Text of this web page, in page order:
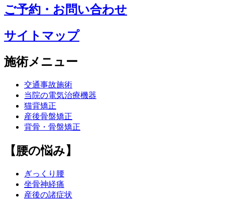
ご予約・お問い合わせ
サイトマップ
施術メニュー
交通事故施術
当院の電気治療機器
猫背矯正
産後骨盤矯正
背骨・骨盤矯正
【腰の悩み】
ぎっくり腰
坐骨神経痛
産後の諸症状